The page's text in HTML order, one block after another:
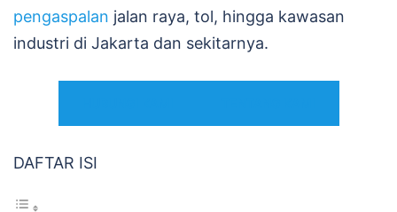
pengaspalan jalan raya, tol, hingga kawasan
industri di Jakarta dan sekitarnya.
DAFTAR ISI